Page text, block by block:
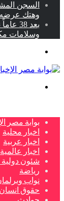
وهتك عرضه
بعد
وسلامات
بوابة مصر
اخبار محلية
اخبار عربية
اخبار عالمية
شئون دولية
رياضة
نواب
حقوق انسان